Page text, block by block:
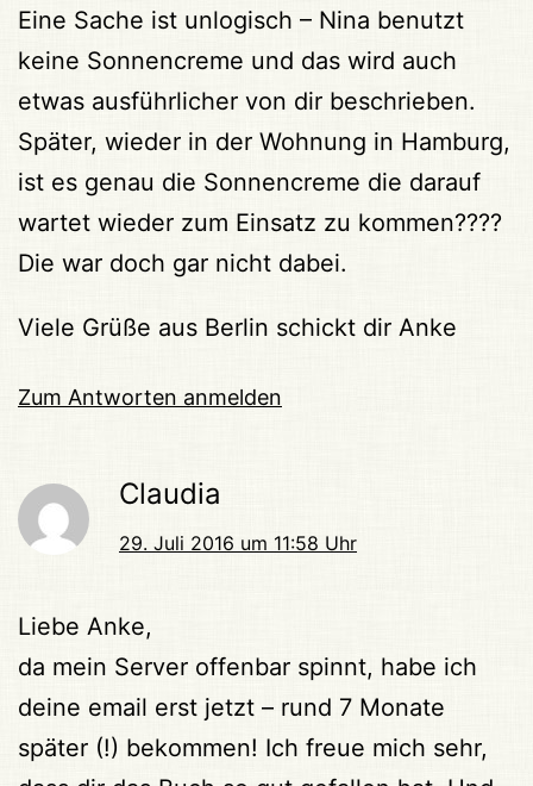
Eine Sache ist unlogisch – Nina benutzt
keine Sonnencreme und das wird auch
etwas ausführlicher von dir beschrieben.
Später, wieder in der Wohnung in Hamburg,
ist es genau die Sonnencreme die darauf
wartet wieder zum Einsatz zu kommen????
Die war doch gar nicht dabei.
Viele Grüße aus Berlin schickt dir Anke
Zum Antworten anmelden
Claudia
29. Juli 2016 um 11:58 Uhr
Liebe Anke,
da mein Server offenbar spinnt, habe ich
deine email erst jetzt – rund 7 Monate
später (!) bekommen! Ich freue mich sehr,